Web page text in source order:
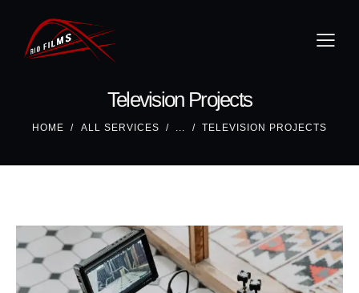
Television Projects
HOME ALL SERVICES ... TELEVISION PROJECTS